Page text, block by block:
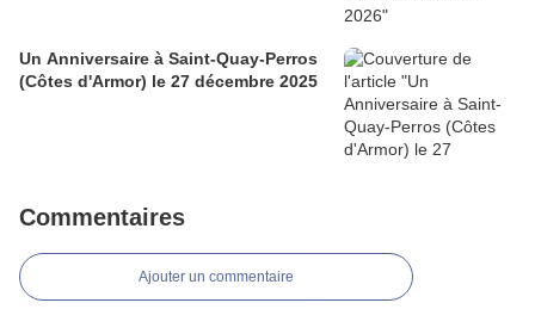
Un Anniversaire à Saint-Quay-Perros
(Côtes d'Armor) le 27 décembre 2025
Commentaires
Ajouter un commentaire